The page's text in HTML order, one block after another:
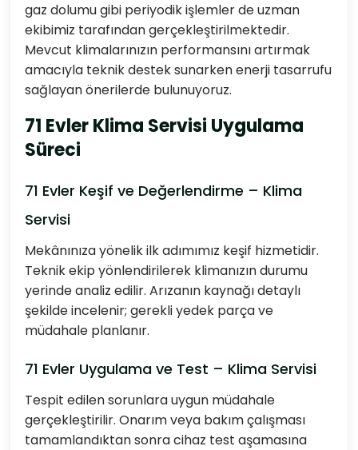
gaz dolumu gibi periyodik işlemler de uzman
ekibimiz tarafından gerçekleştirilmektedir.
Mevcut klimalarınızın performansını artırmak
amacıyla teknik destek sunarken enerji tasarrufu
sağlayan önerilerde bulunuyoruz.
71 Evler Klima Servisi Uygulama
Süreci
71 Evler Keşif ve Değerlendirme – Klima
Servisi
Mekânınıza yönelik ilk adımımız keşif hizmetidir.
Teknik ekip yönlendirilerek klimanızın durumu
yerinde analiz edilir. Arızanın kaynağı detaylı
şekilde incelenir; gerekli yedek parça ve
müdahale planlanır.
71 Evler Uygulama ve Test – Klima Servisi
Tespit edilen sorunlara uygun müdahale
gerçekleştirilir. Onarım veya bakım çalışması
tamamlandıktan sonra cihaz test aşamasına